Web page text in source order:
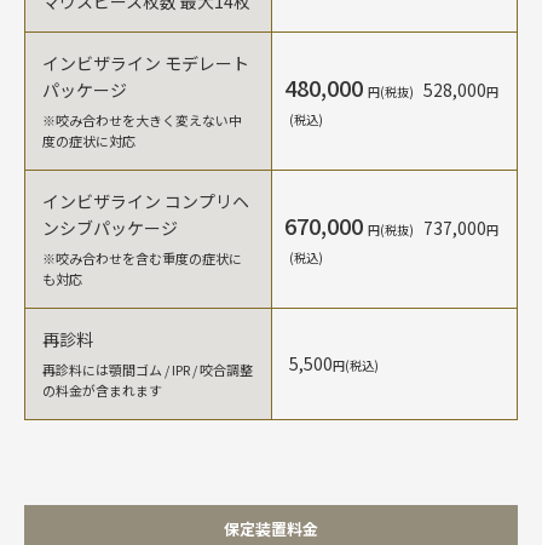
インビザライン モデレート
パッケージ
※咬み合わせを大きく変えない中
度の症状に対応
480,000 円(税抜) 528,000円
(税込)
インビザライン コンプリヘ
ンシブパッケージ
※咬み合わせを含む重度の症状に
も対応
670,000 円(税抜) 737,000円
(税込)
再診料
再診料には顎間ゴム / IPR / 咬合調整
の料金が含まれます
5,500円(税込)
保定装置料金